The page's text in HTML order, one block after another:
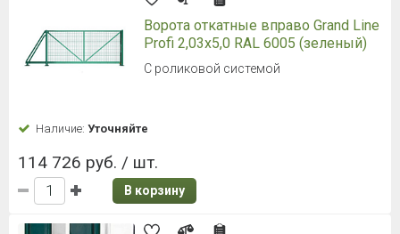
Ворота откатные вправо Grand Line
Profi 2,03x5,0 RAL 6005 (зеленый)
С роликовой системой
Наличие: Уточняйте
114 726 руб. / шт.
В корзину